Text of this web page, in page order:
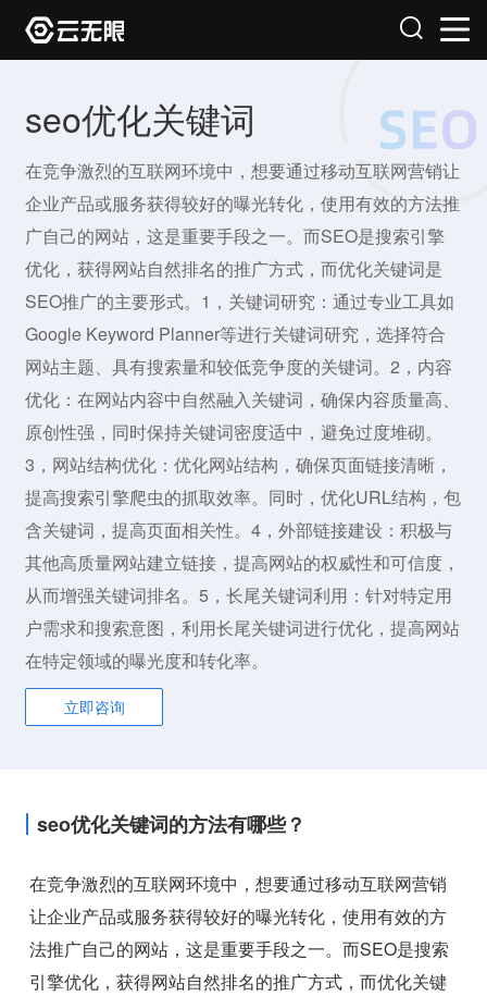
seo优化关键词
在竞争激烈的互联网环境中，想要通过移动互联网营销让
企业产品或服务获得较好的曝光转化，使用有效的方法推
广自己的网站，这是重要手段之一。而SEO是搜索引擎
优化，获得网站自然排名的推广方式，而优化关键词是
SEO推广的主要形式。1，关键词研究：通过专业工具如
Google Keyword Planner等进行关键词研究，选择符合
网站主题、具有搜索量和较低竞争度的关键词。2，内容
优化：在网站内容中自然融入关键词，确保内容质量高、
原创性强，同时保持关键词密度适中，避免过度堆砌。
3，网站结构优化：优化网站结构，确保页面链接清晰，
提高搜索引擎爬虫的抓取效率。同时，优化URL结构，包
含关键词，提高页面相关性。4，外部链接建设：积极与
其他高质量网站建立链接，提高网站的权威性和可信度，
从而增强关键词排名。5，长尾关键词利用：针对特定用
户需求和搜索意图，利用长尾关键词进行优化，提高网站
在特定领域的曝光度和转化率。
立即咨询
seo优化关键词的方法有哪些？
在竞争激烈的互联网环境中，想要通过移动互联网营销
让企业产品或服务获得较好的曝光转化，使用有效的方
法推广自己的网站，这是重要手段之一。而SEO是搜索
引擎优化，获得网站自然排名的推广方式，而优化关键